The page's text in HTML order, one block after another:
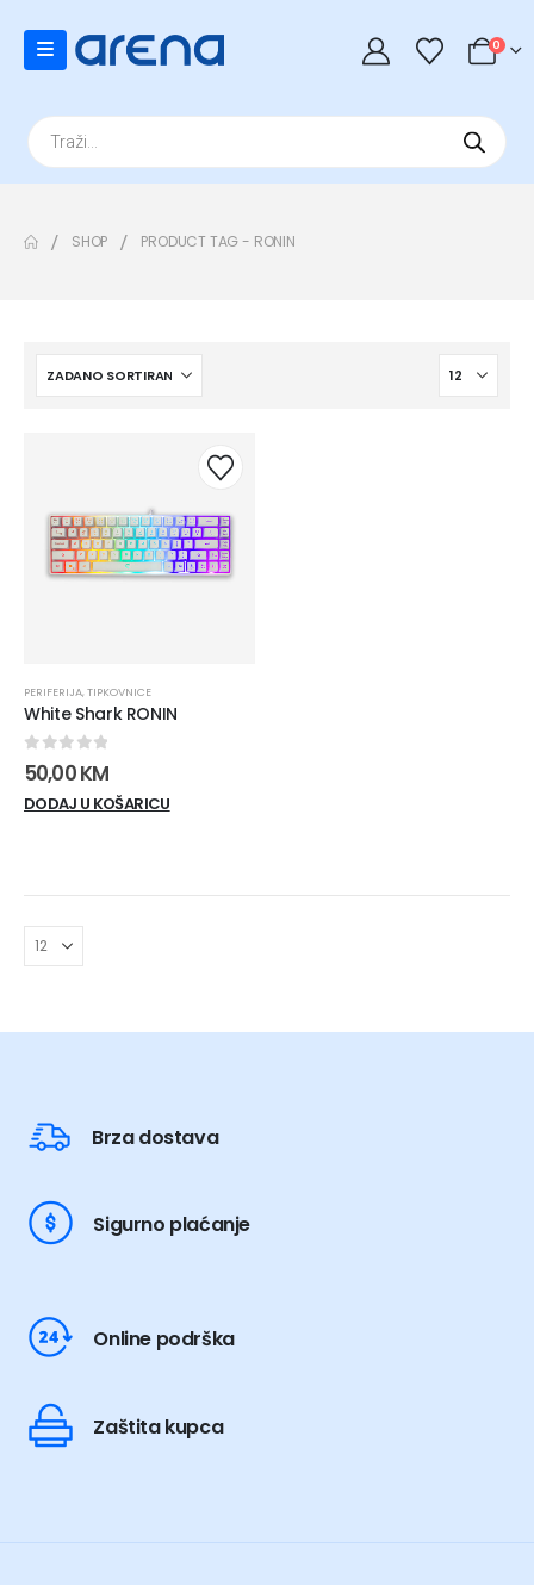
0
Products
search
SHOP PRODUCT TAG - RONIN
PERIFERIJA,TIPKOVNICE
White Shark RONIN
0out of 5
50,00KM
DODAJ U KOŠARICU
Brza dostava
Sigurno plaćanje
Online podrška
Zaštita kupca